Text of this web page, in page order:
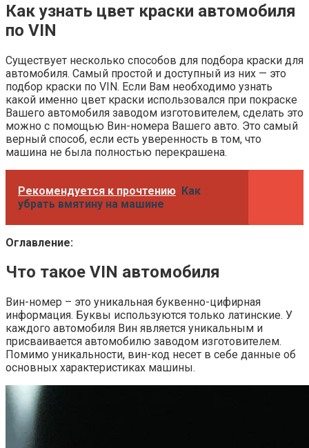
Как узнать цвет краски автомобиля
по VIN
Существует несколько способов для подбора краски для
автомобиля. Самый простой и доступный из них — это
подбор краски по VIN. Если Вам необходимо узнать
какой именно цвет краски использовался при покраске
Вашего автомобиля заводом изготовителем, сделать это
можно с помощью Вин-номера Вашего авто. Это самый
верный способ, если есть уверенность в том, что
машина не была полностью перекрашена.
Рекомендуется к прочтению Как
убрать вмятину на машине
Оглавление:
Что такое VIN автомобиля
Вин-номер – это уникальная буквенно-цифирная
информация. Буквы используются только латинские. У
каждого автомобиля Вин является уникальным и
присваивается автомобилю заводом изготовителем.
Помимо уникальности, вин-код несет в себе данные об
основных характеристиках машины.